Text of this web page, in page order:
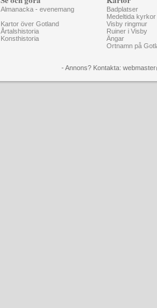
Almanacka - evenemang
Kartor över Gotland
Årtalshistoria
Konsthistoria
Badplatser
Medeltida kyrkor
Visby ringmur
Ruiner i Visby
Ängar
Ortnamn på
- Annons? Kontakta: